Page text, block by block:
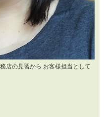
店の見習から お客様担当として